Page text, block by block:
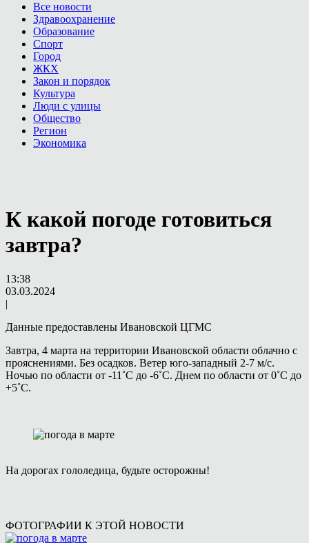
Все новости
Здравоохранение
Образование
Спорт
Город
ЖКХ
Закон и порядок
Культура
Люди с улицы
Общество
Регион
Экономика
К какой погоде готовиться
завтра?
13:38
03.03.2024
|
Данные предоставлены Ивановской ЦГМС
Завтра, 4 марта на территории Ивановской области облачно с
прояснениями. Без осадков. Ветер юго-западный 2-7 м/с.
Ночью по области от -11˚С до -6˚С. Днем по области от 0˚С до
+5˚С.
На дорогах гололедица, будьте осторожны!
ФОТОГРАФИИ К ЭТОЙ НОВОСТИ